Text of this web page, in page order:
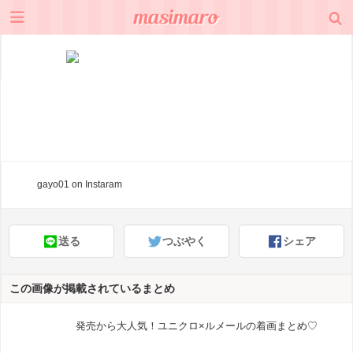
gayo01 on Instaram
送る つぶやく シェア
この画像が掲載されているまとめ
発売から大人気！ユニクロ×ルメールの着画まとめ♡